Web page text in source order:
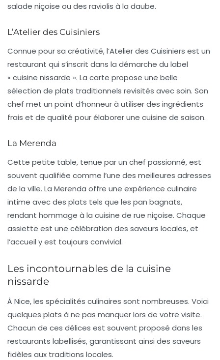
salade niçoise ou des raviolis à la daube.
L’Atelier des Cuisiniers
Connue pour sa créativité, l’Atelier des Cuisiniers est un
restaurant qui s’inscrit dans la démarche du label
« cuisine nissarde ». La carte propose une belle
sélection de plats traditionnels revisités avec soin. Son
chef met un point d’honneur à utiliser des ingrédients
frais et de qualité pour élaborer une cuisine de saison.
La Merenda
Cette petite table, tenue par un chef passionné, est
souvent qualifiée comme l’une des meilleures adresses
de la ville. La Merenda offre une expérience culinaire
intime avec des plats tels que les pan bagnats,
rendant hommage à la cuisine de rue niçoise. Chaque
assiette est une célébration des saveurs locales, et
l’accueil y est toujours convivial.
Les incontournables de la cuisine
nissarde
À Nice, les spécialités culinaires sont nombreuses. Voici
quelques plats à ne pas manquer lors de votre visite.
Chacun de ces délices est souvent proposé dans les
restaurants labellisés, garantissant ainsi des saveurs
fidèles aux traditions locales.